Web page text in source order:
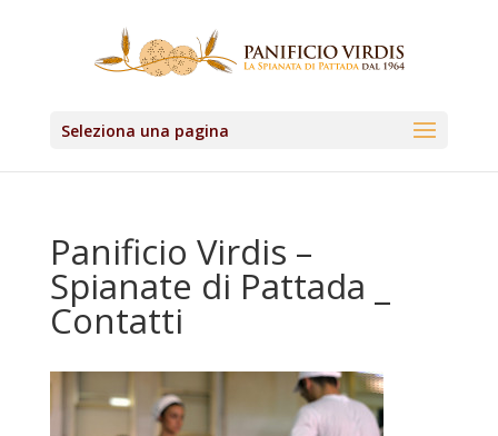
Seleziona una pagina
Panificio Virdis –
Spianate di Pattada _
Contatti